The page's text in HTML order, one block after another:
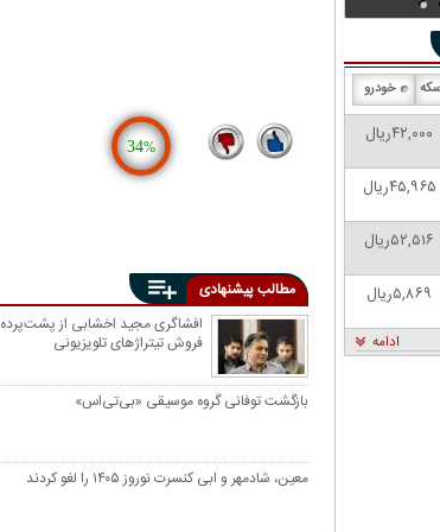
34%
مطالب پیشنهادی
افشاگری مجید اخشابی از پشت‌پرده
فروش تیتراژهای تلویزیونی
بازگشت توفانی گروه موسیقی «بی‌تی‌اس»
معین، شادمهر و ابی کنسرت نوروز ۱۴۰۵ را لغو کردند
خودرو
۴۲,۰۰۰ریال
۴۵,۹۶۵ریال
۵۲,۵۱۶ریال
۵,۸۶۹ریال
ادامه